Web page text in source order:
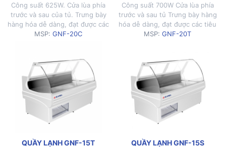
Công suất 625W. Cửa lùa phía
trước và sau của tủ. Trưng bày
hàng hóa dễ dàng, đạt được các
tiêu chuẩn môi trường nghiêm
tin cậy. Gas R404a – chất làm
lạnh thân thiện với môi trường.
Đèn LED cho hiệu quả […]
MSP:GNF-20C
Công suất 700W Cửa lùa phía
trước và sau tủ Trưng bày hàng
hóa dễ dàng, đạt được các tiêu
chuẩn môi trường nghiêm ngặt
cậy Gas R404a – chất làm lạnh
thân thiện với môi trường Đèn
LED cho hiệu quả hiển […]
MSP:GNF-20T
QUẦY LẠNH GNF-15T QUẦY LẠNH GNF-15S